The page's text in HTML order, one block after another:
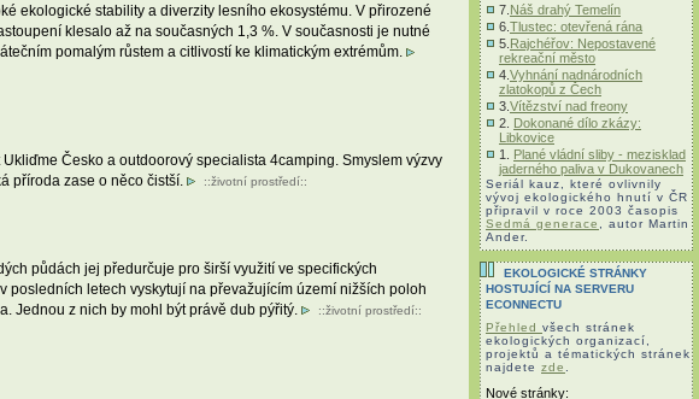
ekologické stability a diverzity lesního ekosystému. V přirozené
klesalo až na současných 1,3 %. V současnosti je nutné
pomalým růstem a citlivostí ke klimatickým extrémům.
Česko a outdoorový specialista 4camping. Smyslem výzvy
příroda zase o něco čistší.
::životní prostředí::
půdách jej předurčuje pro širší využití ve specifických
posledních letech vyskytují na převažujícím území nižších poloh
Jednou z nich by mohl být právě dub pýřitý.
::životní prostředí::
7. Náš drahý Temelín
6. Tlustec: otevřená rána
5. Rajchéřov: Nepostavené
rekreační město
4. Vyhnání nadnárodních
zlatokopů z Čech
3. Vítězství nad freony
2. Dokonané dílo zkázy:
Libkovice
1. Plané vládní sliby - mezisklad
jaderného paliva v Dukovanech
Seriál kauz, které ovlivnily
vývoj ekologického hnutí v ČR
připravil v roce 2003 časopis
Sedmá generace
, autor Martin
Ander.
EKOLOGICKÉ STRÁNKY
HOSTUJÍCÍ NA SERVERU
ECONNECTU
Přehled všech stránek
ekologických organizací,
projektů a tématických stránek
najdete zde
Nové stránky: